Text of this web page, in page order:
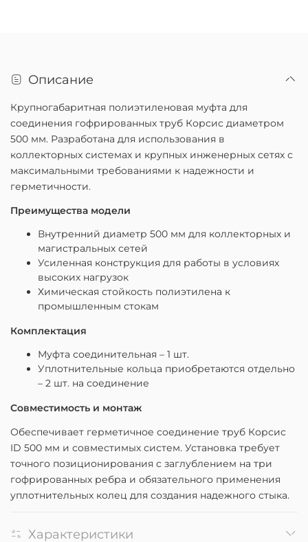
Описание
Крупногабаритная полиэтиленовая муфта для
соединения гофрированных труб Корсис диаметром
500 мм. Разработана для использования в
коллекторных системах и крупных инженерных сетях с
максимальными требованиями к надежности и
герметичности.
Преимущества модели
Внутренний диаметр 500 мм для коллекторных и
магистральных сетей
Усиленная конструкция для работы в условиях
высоких нагрузок
Химическая стойкость полиэтилена к
промышленным стокам
Комплектация
Муфта соединительная – 1 шт.
Уплотнительные кольца приобретаются отдельно
– 2 шт. на соединение
Совместимость и монтаж
Обеспечивает герметичное соединение труб Корсис
ID 500 мм и совместимых систем. Установка требует
точного позиционирования с заглублением на три
гофрированных ребра и обязательного применения
уплотнительных колец для создания надежного стыка.
Характеристики